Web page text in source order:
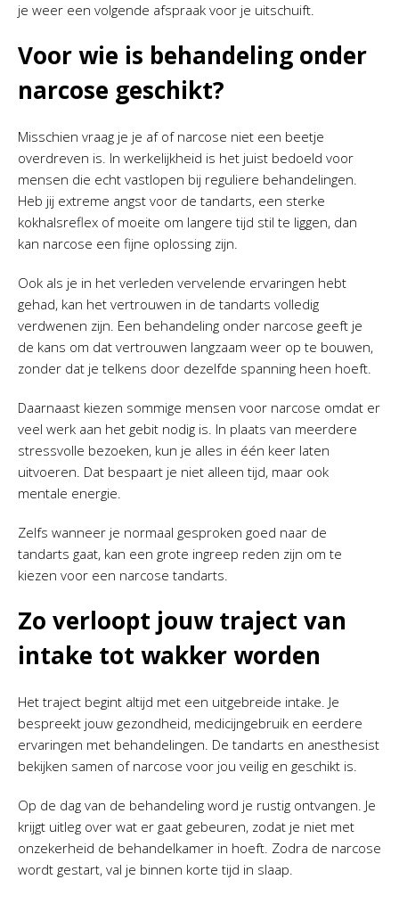
je weer een volgende afspraak voor je uitschuift.
Voor wie is behandeling onder
narcose geschikt?
Misschien vraag je je af of narcose niet een beetje
overdreven is. In werkelijkheid is het juist bedoeld voor
mensen die echt vastlopen bij reguliere behandelingen.
Heb jij extreme angst voor de tandarts, een sterke
kokhalsreflex of moeite om langere tijd stil te liggen, dan
kan narcose een fijne oplossing zijn.
Ook als je in het verleden vervelende ervaringen hebt
gehad, kan het vertrouwen in de tandarts volledig
verdwenen zijn. Een behandeling onder narcose geeft je
de kans om dat vertrouwen langzaam weer op te bouwen,
zonder dat je telkens door dezelfde spanning heen hoeft.
Daarnaast kiezen sommige mensen voor narcose omdat er
veel werk aan het gebit nodig is. In plaats van meerdere
stressvolle bezoeken, kun je alles in één keer laten
uitvoeren. Dat bespaart je niet alleen tijd, maar ook
mentale energie.
Zelfs wanneer je normaal gesproken goed naar de
tandarts gaat, kan een grote ingreep reden zijn om te
kiezen voor een narcose tandarts.
Zo verloopt jouw traject van
intake tot wakker worden
Het traject begint altijd met een uitgebreide intake. Je
bespreekt jouw gezondheid, medicijngebruik en eerdere
ervaringen met behandelingen. De tandarts en anesthesist
bekijken samen of narcose voor jou veilig en geschikt is.
Op de dag van de behandeling word je rustig ontvangen. Je
krijgt uitleg over wat er gaat gebeuren, zodat je niet met
onzekerheid de behandelkamer in hoeft. Zodra de narcose
wordt gestart, val je binnen korte tijd in slaap.